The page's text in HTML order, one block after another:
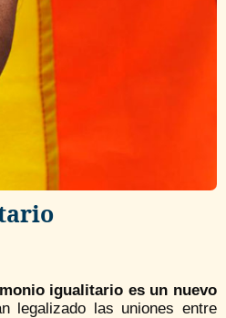
igualitario es un nuevo
legalizado las uniones entre